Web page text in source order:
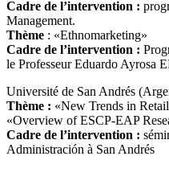
Cadre de l’intervention :
Management.
Thème : «Ethnomarketing»
Cadre de l’intervention :
le Professeur Eduardo Ayrosa
Université de San Andrés
Thème : «New Trends in
«Overview of ESCP-EAP
Cadre de l’intervention :
Administración à San Andrés